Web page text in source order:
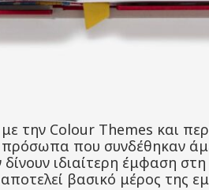
την Colour Themes και
πρόσωπα που συνδέθηκαν
ιδιαίτερη έμφαση
βασικό μέρος της